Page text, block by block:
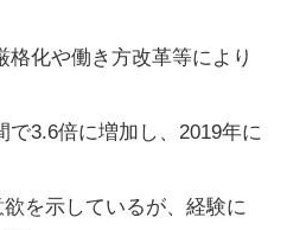
格化や働き方改革等により
で3.6倍に増加し、2019年に
を示しているが、経験に